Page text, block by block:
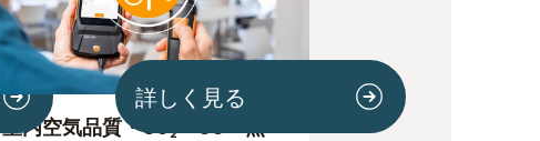
詳しく見る
室内空気品質・CO₂・CO・照